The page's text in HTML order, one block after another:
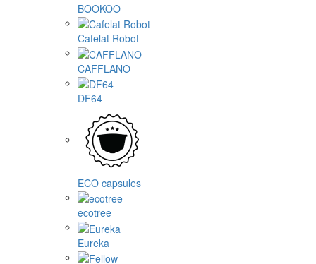
BOOKOO
Cafelat Robot
CAFFLANO
DF64
ECO capsules
ecotree
Eureka